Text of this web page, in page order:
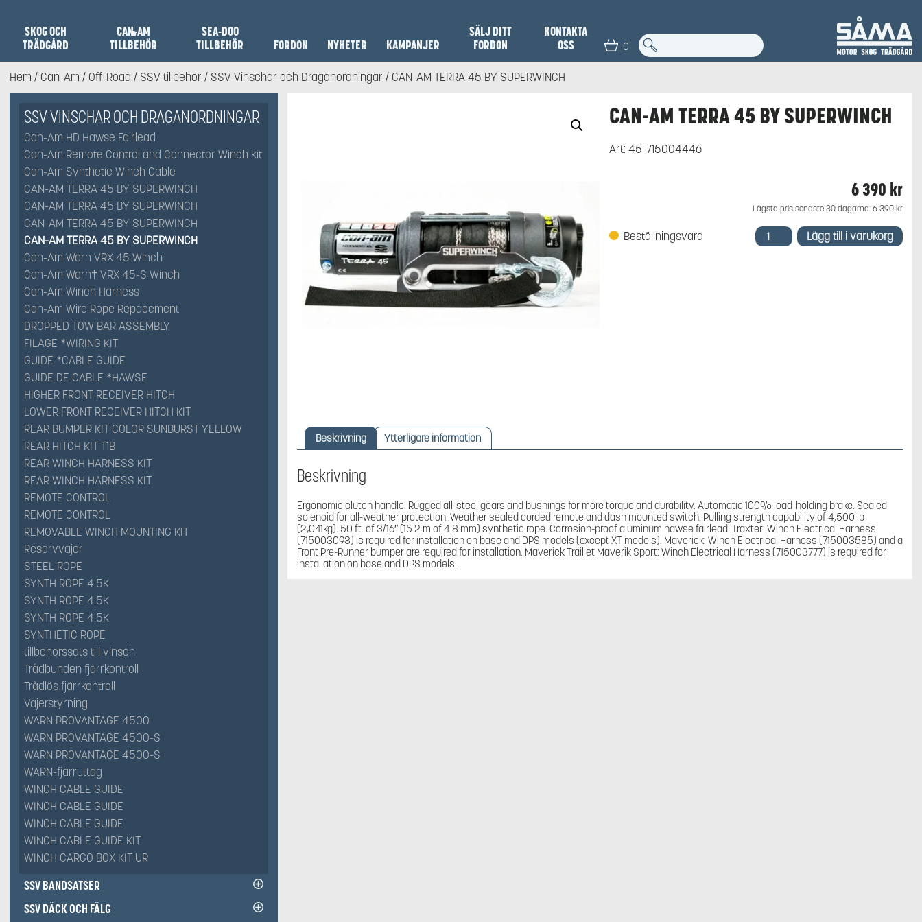
SKOG OCH
TRÄDGÅRD
CAN-AM
TILLBEHÖR
SEA-DOO
TILLBEHÖR
FORDON NYHETER KAMPANJER
SÄLJ DITT
FORDON
KONTAKTA
OSS
0
Hem / Can-Am / Off-Road / SSV tillbehör / SSV Vinschar och Draganordningar / CAN-AM TERRA 45 BY SUPERWINCH
SSV VINSCHAR OCH DRAGANORDNINGAR
Can-Am HD Hawse Fairlead
Can-Am Remote Control and Connector Winch kit
Can-Am Synthetic Winch Cable
CAN-AM TERRA 45 BY SUPERWINCH
CAN-AM TERRA 45 BY SUPERWINCH
CAN-AM TERRA 45 BY SUPERWINCH
CAN-AM TERRA 45 BY SUPERWINCH
Can-Am Warn VRX 45 Winch
Can-Am Warn† VRX 45-S Winch
Can-Am Winch Harness
Can-Am Wire Rope Repacement
DROPPED TOW BAR ASSEMBLY
FILAGE *WIRING KIT
GUIDE *CABLE GUIDE
GUIDE DE CABLE *HAWSE
HIGHER FRONT RECEIVER HITCH
LOWER FRONT RECEIVER HITCH KIT
REAR BUMPER KIT COLOR SUNBURST YELLOW
REAR HITCH KIT T1B
REAR WINCH HARNESS KIT
REAR WINCH HARNESS KIT
REMOTE CONTROL
REMOTE CONTROL
REMOVABLE WINCH MOUNTING KIT
Reservvajer
STEEL ROPE
SYNTH ROPE 4.5K
SYNTH ROPE 4.5K
SYNTH ROPE 4.5K
SYNTHETIC ROPE
tillbehörssats till vinsch
Trådbunden fjärrkontroll
Trådlös fjärrkontroll
Vajerstyrning
WARN PROVANTAGE 4500
WARN PROVANTAGE 4500-S
WARN PROVANTAGE 4500-S
WARN-fjärruttag
WINCH CABLE GUIDE
WINCH CABLE GUIDE
WINCH CABLE GUIDE
WINCH CABLE GUIDE KIT
WINCH CARGO BOX KIT UR
SSV BANDSATSER
SSV DÄCK OCH FÄLG
CAN-AM TERRA 45 BY SUPERWINCH
Art:45-715004446
6 390 kr
Lägsta pris senaste 30 dagarna: 6 390 kr
Beställningsvara CAN-
AM Lägg till i varukorg
Beskrivning Ytterligare information
Beskrivning
Ergonomic clutch handle. Rugged all-steel gears and bushings for more torque and durability. Automatic 100% load-holding brake. Sealed
solenoid for all-weather protection. Weather sealed corded remote and dash mounted switch. Pulling strength capability of 4,500 lb
(2,041kg). 50 ft. of 3/16″ (15.2 m of 4.8 mm) synthetic rope. Corrosion-proof aluminum hawse fairlead. Traxter: Winch Electrical Harness
(715003093) is required for installation on base and DPS models (except XT models). Maverick: Winch Electrical Harness (715003585) and a
Front Pre-Runner bumper are required for installation. Maverick Trail et Maverik Sport: Winch Electrical Harness (715003777) is required for
installation on base and DPS models.